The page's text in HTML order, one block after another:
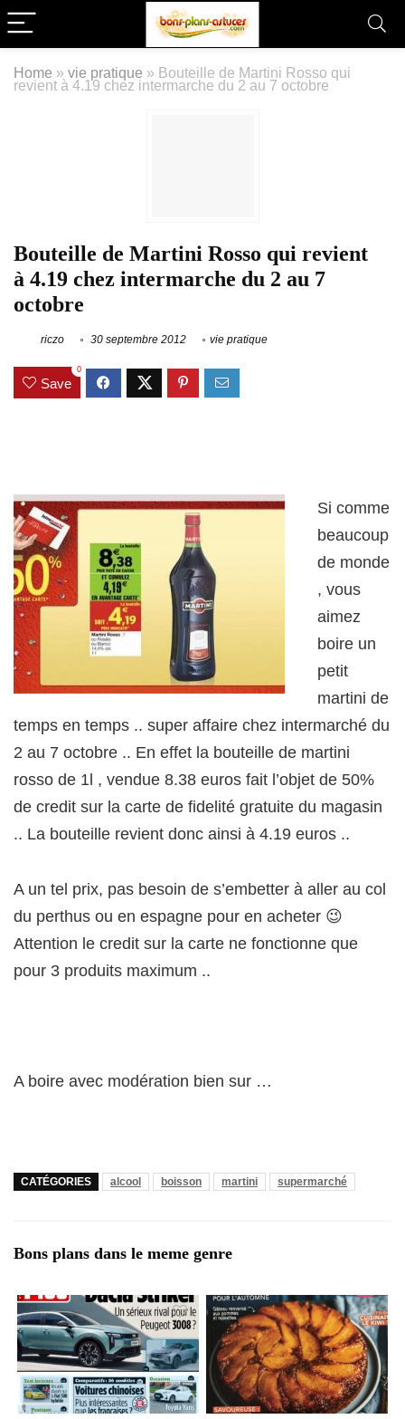
Home » vie pratique » Bouteille de Martini Rosso qui
revient à 4.19 chez intermarche du 2 au 7 octobre
Bouteille de Martini Rosso qui revient
à 4.19 chez intermarche du 2 au 7
octobre
riczo 30 septembre 2012 vie pratique
Save
0
Si comme
beaucoup
de monde
, vous
aimez
boire un
petit
martini de
temps en temps .. super affaire chez intermarché du
2 au 7 octobre .. En effet la bouteille de martini
rosso de 1l , vendue 8.38 euros fait l’objet de 50%
de credit sur la carte de fidelité gratuite du magasin
.. La bouteille revient donc ainsi à 4.19 euros ..
A un tel prix, pas besoin de s’embetter à aller au col
du perthus ou en espagne pour en acheter 😉
Attention le credit sur la carte ne fonctionne que
pour 3 produits maximum ..
A boire avec modération bien sur …
CATÉGORIES alcool boisson martini supermarché
Bons plans dans le meme genre